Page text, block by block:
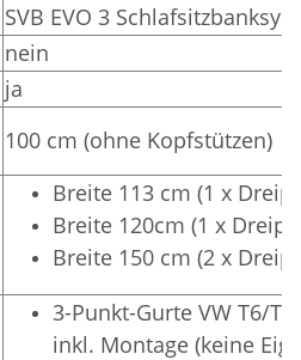
SVB EVO 3
nein
ja
100 cm (ohne Kopfstützen)
Breite 113 cm (1 x
Breite 120cm (1 x
Breite 150 cm (2 x
3-Punkt-Gurte VW T6/
inkl. Montage (keine